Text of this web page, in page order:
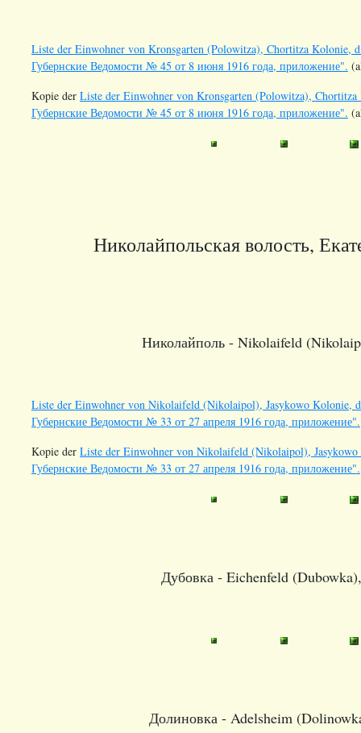
Liste der Einwohner von Kronsgarten (Polowitza), Chortitza Kolonie,
Губернские Ведомости № 45 от 8 июня 1916 года, приложение".
Kopie der Liste der Einwohner von Kronsgarten (Polowitza),
Губернские Ведомости № 45 от 8 июня 1916 года, приложение".
Николайпольская волость,
Николайполь - Nikolaifeld
Liste der Einwohner von Nikolaifeld (Nikolaipol), Jasykowo Kolonie,
Губернские Ведомости № 33 от 27 апреля 1916 года, приложение".
Kopie der Liste der Einwohner von Nikolaifeld (Nikolaipol),
Губернские Ведомости № 33 от 27 апреля 1916 года, приложение".
Дубовка - Eichenfeld
Долиновка - Adelsheim